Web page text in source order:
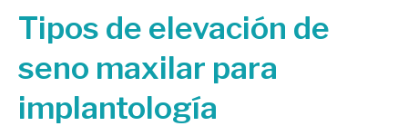
Tipos de elevación de
seno maxilar para
implantología